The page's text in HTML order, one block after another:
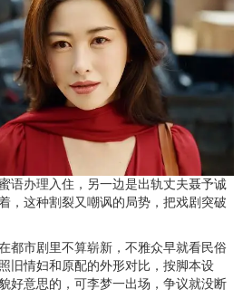
语办理入住，另一边是出轨丈夫聂予诚
，这种割裂又嘲讽的局势，把戏剧突破
都市剧里不算崭新，不雅众早就看民俗
旧情妇和原配的外形对比，按脚本设
好意思的，可李梦一出场，争议就没断